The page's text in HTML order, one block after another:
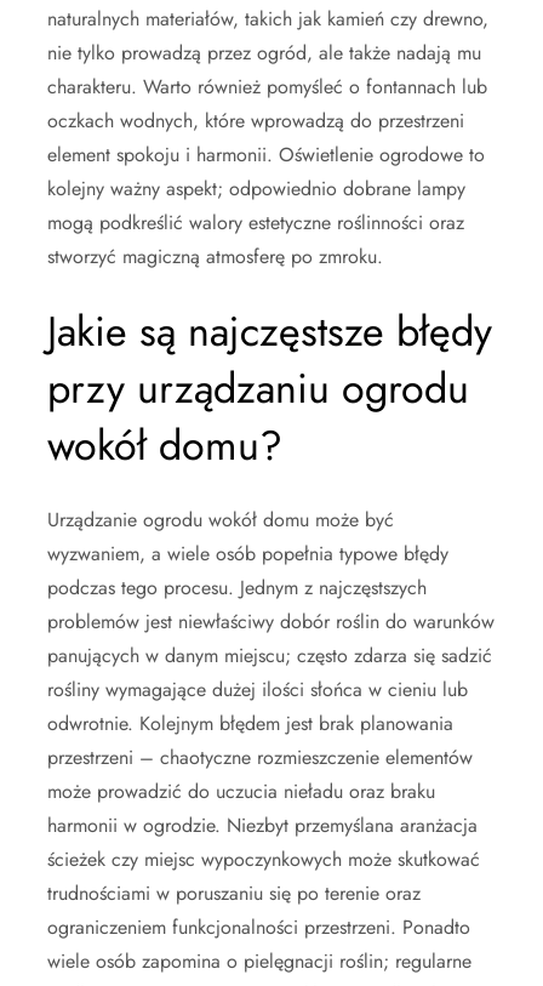
naturalnych materiałów, takich jak kamień czy drewno,
nie tylko prowadzą przez ogród, ale także nadają mu
charakteru. Warto również pomyśleć o fontannach lub
oczkach wodnych, które wprowadzą do przestrzeni
element spokoju i harmonii. Oświetlenie ogrodowe to
kolejny ważny aspekt; odpowiednio dobrane lampy
mogą podkreślić walory estetyczne roślinności oraz
stworzyć magiczną atmosferę po zmroku.
Jakie są najczęstsze błędy
przy urządzaniu ogrodu
wokół domu?
Urządzanie ogrodu wokół domu może być
wyzwaniem, a wiele osób popełnia typowe błędy
podczas tego procesu. Jednym z najczęstszych
problemów jest niewłaściwy dobór roślin do warunków
panujących w danym miejscu; często zdarza się sadzić
rośliny wymagające dużej ilości słońca w cieniu lub
odwrotnie. Kolejnym błędem jest brak planowania
przestrzeni – chaotyczne rozmieszczenie elementów
może prowadzić do uczucia nieładu oraz braku
harmonii w ogrodzie. Niezbyt przemyślana aranżacja
ścieżek czy miejsc wypoczynkowych może skutkować
trudnościami w poruszaniu się po terenie oraz
ograniczeniem funkcjonalności przestrzeni. Ponadto
wiele osób zapomina o pielęgnacji roślin; regularne